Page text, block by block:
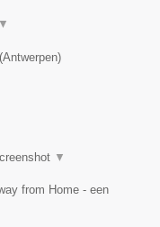
▼
(Antwerpen)
▼
from Home - een